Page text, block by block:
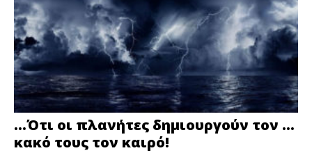
…Ότι οι πλανήτες δημιουργούν τον …
κακό τους τον καιρό!